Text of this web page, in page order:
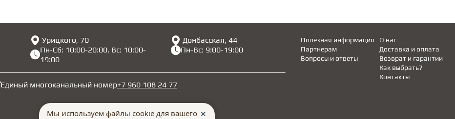
Урицкого, 70
Пн-Сб: 10:00-20:00, Вс: 10:00-
19:00
Донбасская, 44
Пн-Вс: 9:00-19:00
Единый многоканальный номер+7 960 108 24 77
Полезная информация
Партнерам
Вопросы и ответы
Доставка и оплата
Возврат и гарантии
Как выбрать?
О нас
Контакты
Мы используем файлы cookie для вашего ✕